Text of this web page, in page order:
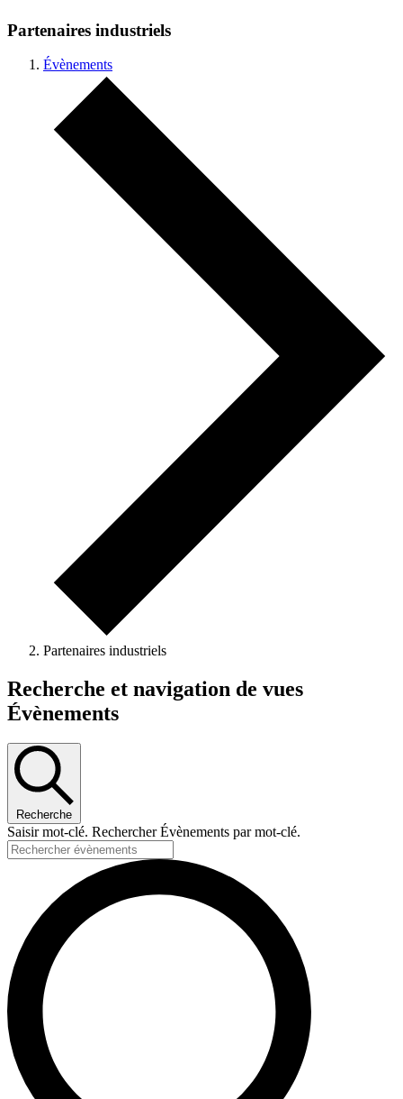
Partenaires industriels
Évènements
Partenaires industriels
Recherche et navigation de vues
Évènements
Recherche
Saisir mot-clé. Rechercher Évènements par mot-clé.